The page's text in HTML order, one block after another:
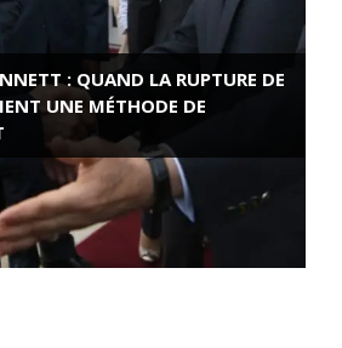
: QUAND LA RUPTURE DE
UNE MÉTHODE DE
DE LA RESISTANCE